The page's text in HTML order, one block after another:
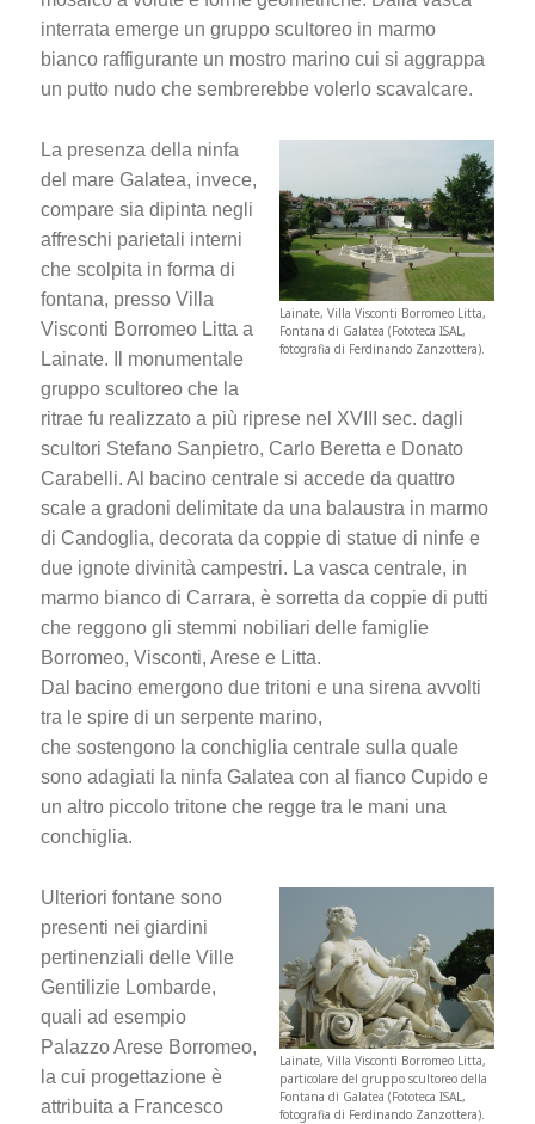
interrata emerge un gruppo scultoreo in marmo
bianco raffigurante un mostro marino cui si aggrappa
un putto nudo che sembrerebbe volerlo scavalcare.
Lainate, Villa Visconti Borromeo Litta,
Fontana di Galatea (Fototeca ISAL,
fotografia di Ferdinando Zanzottera).
La presenza della ninfa
del mare Galatea, invece,
compare sia dipinta negli
affreschi parietali interni
che scolpita in forma di
fontana, presso Villa
Visconti Borromeo Litta a
Lainate. Il monumentale
gruppo scultoreo che la
ritrae fu realizzato a più riprese nel XVIII sec. dagli
scultori Stefano Sanpietro, Carlo Beretta e Donato
Carabelli. Al bacino centrale si accede da quattro
scale a gradoni delimitate da una balaustra in marmo
di Candoglia, decorata da coppie di statue di ninfe e
due ignote divinità campestri. La vasca centrale, in
marmo bianco di Carrara, è sorretta da coppie di putti
che reggono gli stemmi nobiliari delle famiglie
Borromeo, Visconti, Arese e Litta.
Dal bacino emergono due tritoni e una sirena avvolti
tra le spire di un serpente marino,
che sostengono la conchiglia centrale sulla quale
sono adagiati la ninfa Galatea con al fianco Cupido e
un altro piccolo tritone che regge tra le mani una
conchiglia.
Lainate, Villa Visconti Borromeo Litta,
particolare del gruppo scultoreo della
Fontana di Galatea (Fototeca ISAL,
fotografia di Ferdinando Zanzottera).
Ulteriori fontane sono
presenti nei giardini
pertinenziali delle Ville
Gentilizie Lombarde,
quali ad esempio
Palazzo Arese Borromeo,
la cui progettazione è
attribuita a Francesco